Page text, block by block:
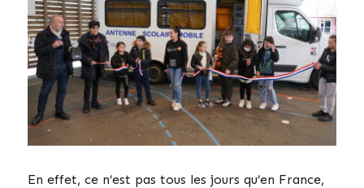
En effet, ce n’est pas tous les jours qu’en France,